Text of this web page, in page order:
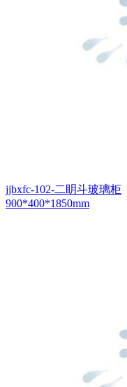
jjbxfc-102-二眀斗玻璃柜
900*400*1850mm